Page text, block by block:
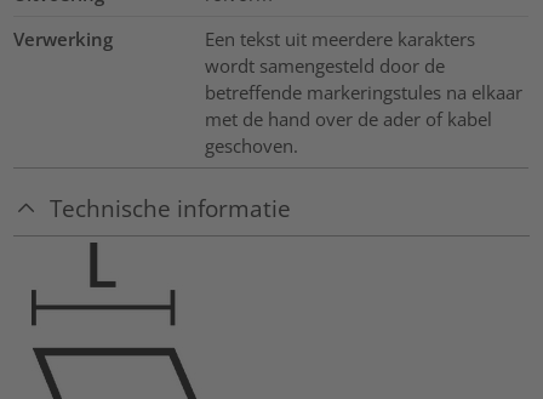
Verwerking
Een tekst uit meerdere karakters
wordt samengesteld door de
betreffende markeringstules na elkaar
met de hand over de ader of kabel
geschoven.
Technische informatie